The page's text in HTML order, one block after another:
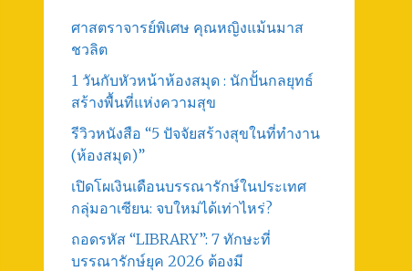
ศาสตราจารย์พิเศษ คุณหญิงแม้นมาส
ชวลิต
1 วันกับหัวหน้าห้องสมุด : นักปั้นกลยุทธ์
สร้างพื้นที่แห่งความสุข
รีวิวหนังสือ “5 ปัจจัยสร้างสุขในที่ทำงาน
(ห้องสมุด)”
เปิดโผเงินเดือนบรรณารักษ์ในประเทศ
กลุ่มอาเซียน: จบใหม่ได้เท่าไหร่?
ถอดรหัส “LIBRARY”: 7 ทักษะที่
บรรณารักษ์ยุค 2026 ต้องมี